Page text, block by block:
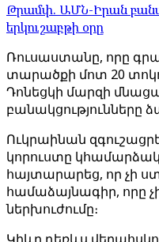
Թրամփ. ԱՄՆ-Իրան
երկուշաբթի օրը
Ռուսաստանը, որը
տարածքի մոտ 20
Դոնեցկի մարզի
բանակցությունները
Ուկրաինան
կորուստը
հայտարարեց, որ չի
համաձայնագիր, որը
ներխուժումը։